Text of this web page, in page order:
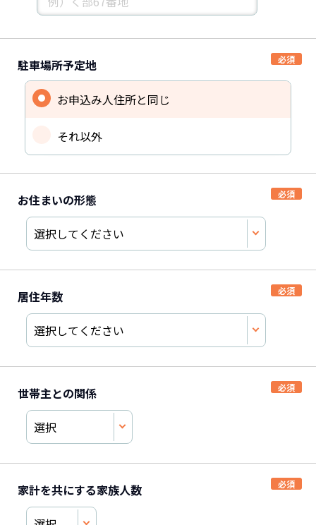
駐車場所予定地
お申込み人住所と同じ
それ以外
お住まいの形態
居住年数
世帯主との関係
家計を共にする家族人数